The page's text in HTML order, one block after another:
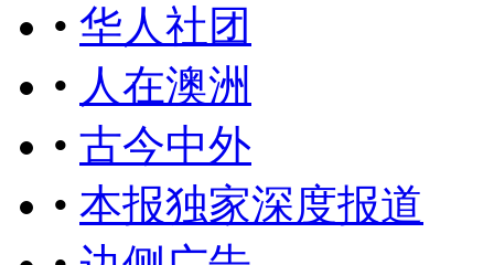
• 华人社团
• 人在澳洲
• 古今中外
• 本报独家深度报道